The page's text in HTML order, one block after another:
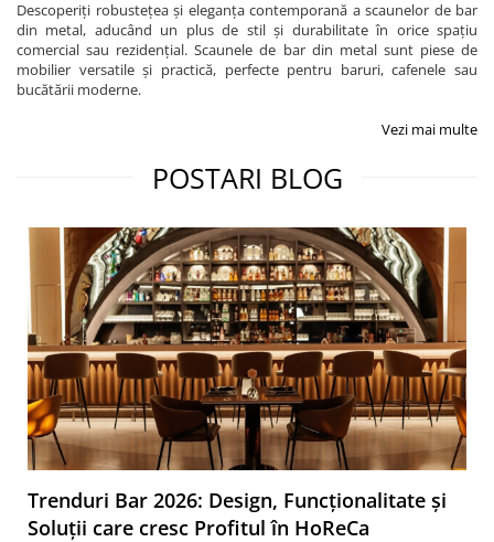
Descoperiți robustețea și eleganța contemporană a scaunelor de bar
din metal, aducând un plus de stil și durabilitate în orice spațiu
comercial sau rezidențial. Scaunele de bar din metal sunt piese de
mobilier versatile și practică, perfecte pentru baruri, cafenele sau
bucătării moderne.
Vezi mai multe
POSTARI BLOG
Trenduri Bar 2026: Design, Funcționalitate și
Soluții care cresc Profitul în HoReCa